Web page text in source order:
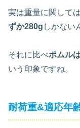
実は重量に関しては
ずか280g しかない
それに比べポムル
いう印象ですね。
耐荷重&適応年